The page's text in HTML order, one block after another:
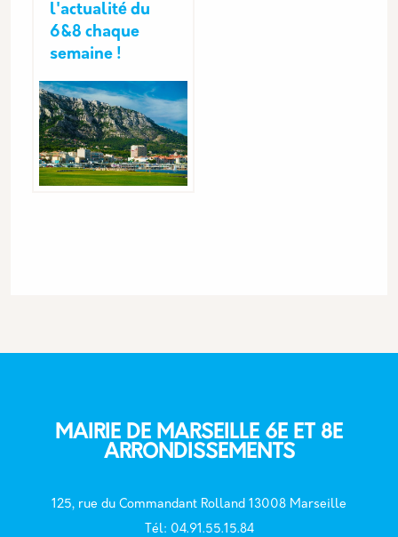
l'actualité du
6&8 chaque
semaine !
MAIRIE DE MARSEILLE 6E ET 8E
ARRONDISSEMENTS
125, rue du Commandant Rolland 13008 Marseille
Tél: 04.91.55.15.84